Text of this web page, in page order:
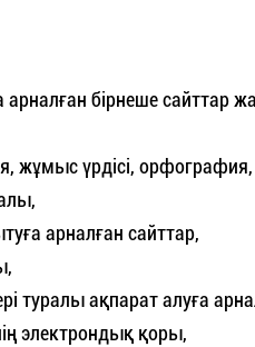
арналған бірнеше сайттар
жұмыс үрдісі,
арналған сайттар,
туралы ақпарат алуға
электрондық қоры,